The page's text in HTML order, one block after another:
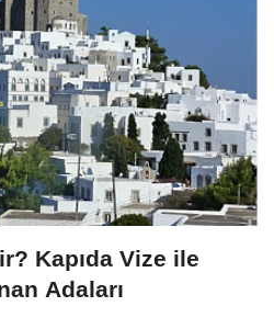
Kapıda Vize ile
Adaları